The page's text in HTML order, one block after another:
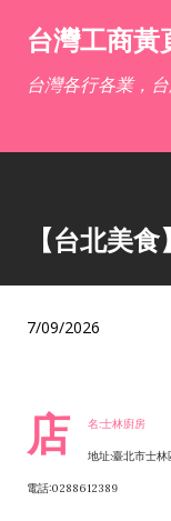
台灣工商黃
台灣各行各業，
【台北美
7/09/2026
店 名:士林廚房
地址:臺北市士
電話:0288612389